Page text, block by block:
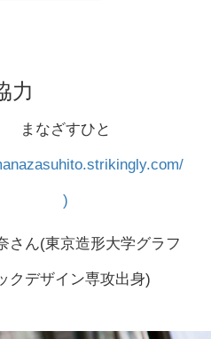
力
まなざすひと
)
さん(東京造形大学グラフ
クデザイン専攻出身)